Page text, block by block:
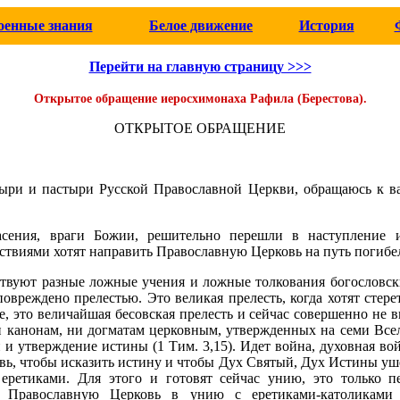
знания Белое движение История
Перейти на главную страницу >>>
Открытое обращение иеросхимонаха Рафила (Берестова).
ОТКРЫТОЕ ОБРАЩЕНИЕ
и пастыри Русской Православной Церкви, обращаюсь к
враги Божии, решительно перешли в
хотят направить Православную Церковь на путь
разные ложные учения и ложные толкования
прелестью. Это великая прелесть, когда хотят
это величайшая бесовская прелесть и сейчас совершенно не
канонам, ни догматам церковным, утвержденных на семи
и утверждение истины (1 Тим. 3,15). Идет война, духовная
чтобы исказить истину и чтобы Дух Святый, Дух Истины
Для этого и готовят сейчас унию, это только
Православную Церковь в унию с еретиками-